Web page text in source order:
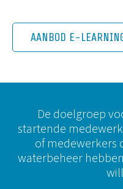
AANBOD E-
De doelgroep
startende
of medewerkers
waterbeheer